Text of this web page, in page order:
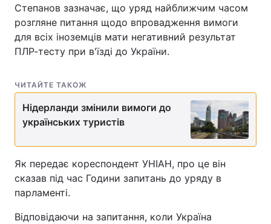
Степанов зазначає, що уряд найближчим часом
розгляне питання щодо впровадження вимоги
для всіх іноземців мати негативний результат
ПЛР-тесту при в'їзді до України.
ЧИТАЙТЕ ТАКОЖ
Нідерланди змінили вимоги до
українських туристів
Як передає кореспондент УНІАН, про це він
сказав під час Години запитань до уряду в
парламенті.
Відповідаючи на запитання, коли Україна